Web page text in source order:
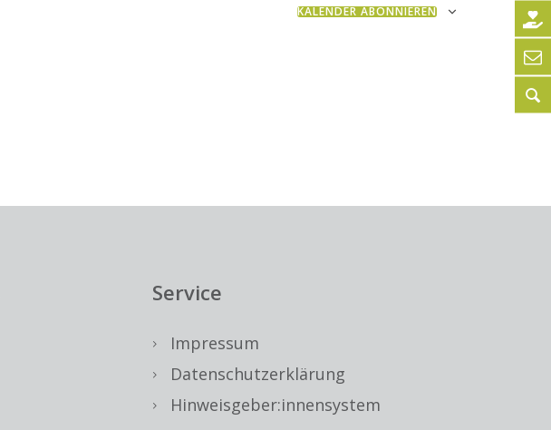
KALENDER ABONNIEREN
Service
Impressum
Datenschutzerklärung
Hinweisgeber:innensystem